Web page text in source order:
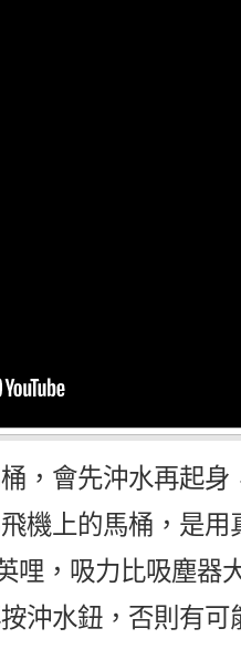
，會先沖水再起
機上的馬桶，是
哩，吸力­比吸塵器
沖水鈕，否則有